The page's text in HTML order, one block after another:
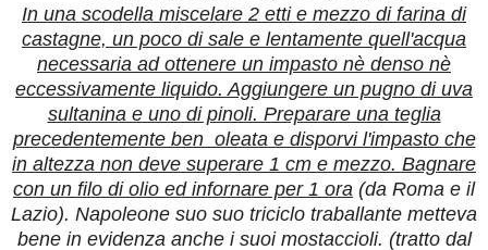
In una scodella miscelare 2 etti e mezzo di farina di
castagne, un poco di sale e lentamente quell'acqua
necessaria ad ottenere un impasto nè denso nè
eccessivamente liquido. Aggiungere un pugno di uva
sultanina e uno di pinoli. Preparare una teglia
precedentemente ben oleata e disporvi l'impasto che
in altezza non deve superare 1 cm e mezzo. Bagnare
con un filo di olio ed infornare per 1 ora (da Roma e il
Lazio). Napoleone suo suo triciclo traballante metteva
bene in evidenza anche i suoi mostaccioli. (tratto dal